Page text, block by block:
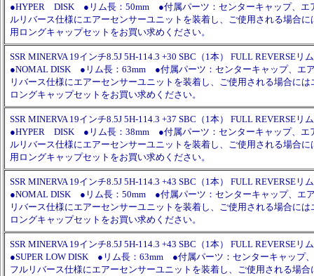
●HYPER DISK ●リム長：50mm ●付属パーツ：センターキャップ、
ルリバース仕様にエアーセンサーユニットを装着し、ご使用される場合に
用ロングキャップセットをお買い求めください。
SSR MINERVA 19インチ8.5J 5H-114.3 +30 SBC（1本） FULL REVERSEリム
●NOMAL DISK ●リム長：63mm ●付属パーツ：センターキャップ、
リバース仕様にエアーセンサーユニットを装着し、ご使用される場合に
ロングキャップセットをお買い求めください。
SSR MINERVA 19インチ8.5J 5H-114.3 +37 SBC（1本） FULL REVERSEリム
●HYPER DISK ●リム長：38mm ●付属パーツ：センターキャップ、
ルリバース仕様にエアーセンサーユニットを装着し、ご使用される場合に
用ロングキャップセットをお買い求めください。
SSR MINERVA 19インチ8.5J 5H-114.3 +43 SBC（1本） FULL REVERSEリム
●NOMAL DISK ●リム長：50mm ●付属パーツ：センターキャップ、
リバース仕様にエアーセンサーユニットを装着し、ご使用される場合に
ロングキャップセットをお買い求めください。
SSR MINERVA 19インチ8.5J 5H-114.3 +43 SBC（1本） FULL REVERSEリム
●SUPER LOW DISK ●リム長：63mm ●付属パーツ：センターキャッ
フルリバース仕様にエアーセンサーユニットを装着し、ご使用される場合